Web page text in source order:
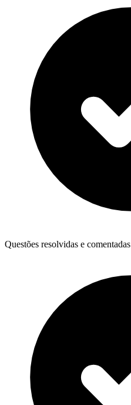
Questões resolvidas e comentadas